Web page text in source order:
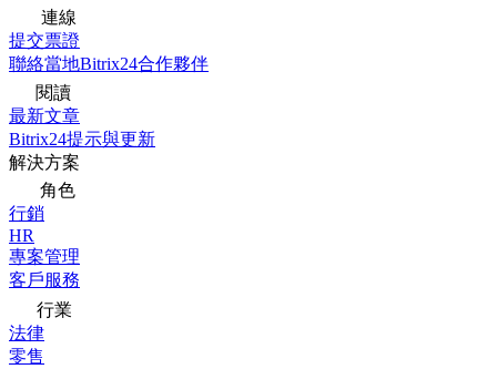
連線
提交票證
聯絡當地Bitrix24合作夥伴
閱讀
最新文章
Bitrix24提示與更新
解決方案
角色
行銷
HR
專案管理
客戶服務
行業
法律
零售